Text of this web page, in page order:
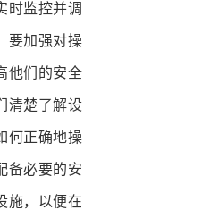
时监控并调
要加强对操
他们的安全
清楚了解设
何正确地操
备必要的安
施，以便在